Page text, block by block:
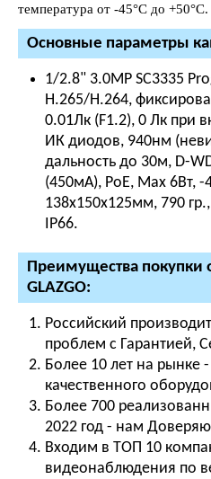
температура от -45°С до +50°С.
Основные параметры
1/2.8" 3.0MP SC3335
H.265/H.264,
0.01Лк (F1.2), 0 Лк при
ИК диодов, 940нм
дальность до 30м, D-
(450мА), PoE, Мах 6Вт, -
138х150х125мм, 790
IР66.
Преимущества покупки
GLAZGO:
Российский
проблем с Гарантией,
Более 10 лет на рынке
качественного
Более 700
2022 год - нам
Входим в ТОП 10
видеонаблюдения по